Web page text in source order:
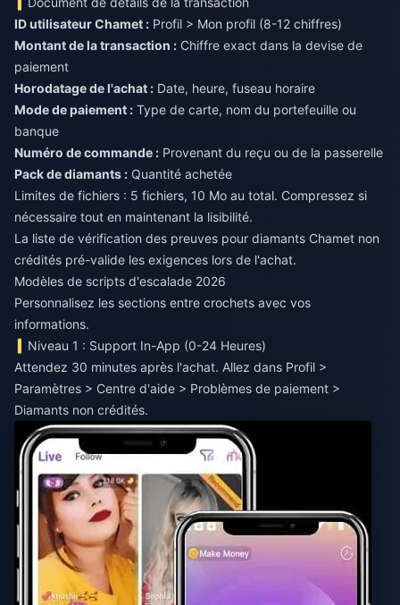
ID utilisateur Chamet : Profil > Mon profil (8-12 chiffres)
Montant de la transaction : Chiffre exact dans la devise de
paiement
Horodatage de l'achat : Date, heure, fuseau horaire
Mode de paiement : Type de carte, nom du portefeuille ou
banque
Numéro de commande : Provenant du reçu ou de la passerelle
Pack de diamants : Quantité achetée
Limites de fichiers : 5 fichiers, 10 Mo au total. Compressez si
nécessaire tout en maintenant la lisibilité.
La liste de vérification des preuves pour diamants Chamet non
crédités pré-valide les exigences lors de l'achat.
Modèles de scripts d'escalade 2026
Personnalisez les sections entre crochets avec vos
informations.
Niveau 1 : Support In-App (0-24 Heures)
Attendez 30 minutes après l'achat. Allez dans Profil >
Paramètres > Centre d'aide > Problèmes de paiement >
Diamants non crédités.